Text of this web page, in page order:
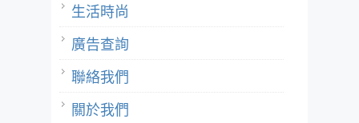
生活時尚
廣告查詢
聯絡我們
關於我們